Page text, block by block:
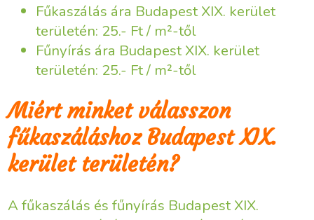
Fűkaszálás ára Budapest XIX. kerület
területén: 25.- Ft / m²-től
Fűnyírás ára Budapest XIX. kerület
területén: 25.- Ft / m²-től
Miért minket válasszon
fűkaszáláshoz Budapest XIX.
kerület területén?
A fűkaszálás és fűnyírás Budapest XIX.